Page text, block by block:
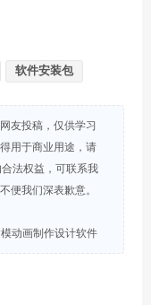
软件安装包
友投稿，仅供学习
用于商业用途，请
法权益，可联系我
便我们深表歉意。
动画制作设计软件